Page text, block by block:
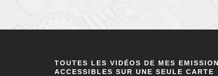
TOUTES LES VIDÉOS DE MES
ACCESSIBLES SUR UNE SEULE CARTE